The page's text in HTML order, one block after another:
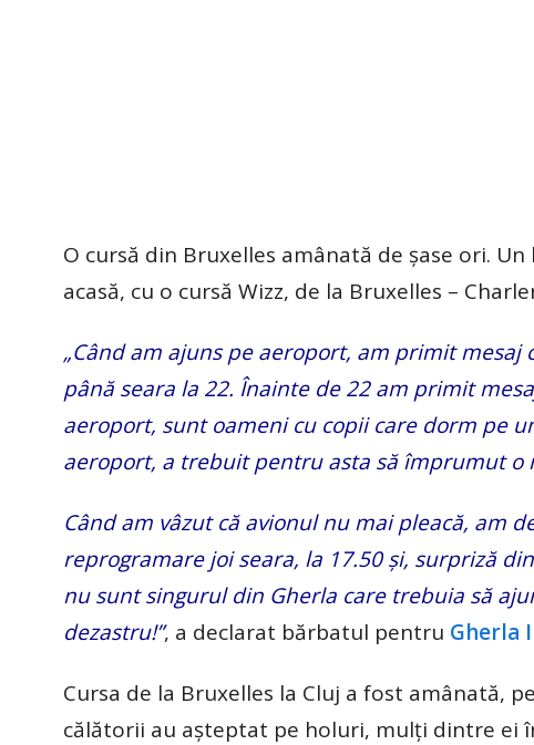
O cursă din Bruxelles amânată de șase ori.
acasă, cu o cursă Wizz, de la Bruxelles –
„Când am ajuns pe aeroport, am primit mesaj
până seara la 22. Înainte de 22 am primit
aeroport, sunt oameni cu copii care dorm pe
aeroport, a trebuit pentru asta să împrumut o
Când am vâzut că avionul nu mai pleacă, am
reprogramare joi seara, la 17.50 și, surpriză
nu sunt singurul din Gherla care trebuia să
dezastru!”, a declarat bărbatul pentru Gherla
Cursa de la Bruxelles la Cluj a fost amânată,
călătorii au așteptat pe holuri, mulți dintre ei